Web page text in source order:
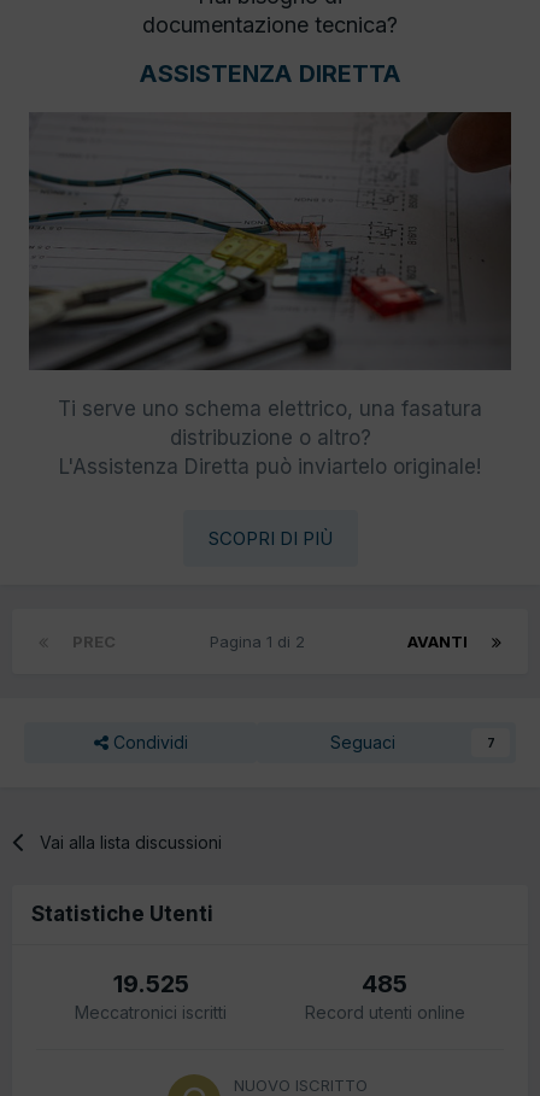
documentazione tecnica?
ASSISTENZA DIRETTA
Ti serve uno schema elettrico, una fasatura
distribuzione o altro?
L'Assistenza Diretta può inviartelo originale!
SCOPRI DI PIÙ
PREC AVANTI
Pagina 1 di 2
Condividi Seguaci 7
Vai alla lista discussioni
Statistiche Utenti
19.525
Meccatronici iscritti
485
Record utenti online
NUOVO ISCRITTO